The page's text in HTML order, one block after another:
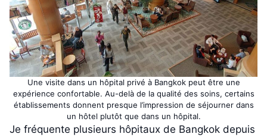
Une visite dans un hôpital privé à Bangkok peut être une
expérience confortable. Au-delà de la qualité des soins, certains
établissements donnent presque l’impression de séjourner dans
un hôtel plutôt que dans un hôpital.
Je fréquente plusieurs hôpitaux de Bangkok depuis